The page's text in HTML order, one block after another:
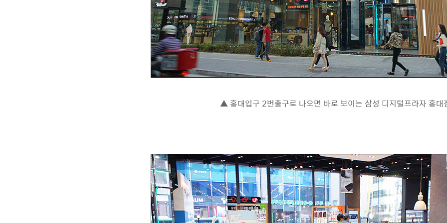
▲ 홍대입구 2번출구로 나오면 바로 보이는 삼성 디지털프라자 홍대